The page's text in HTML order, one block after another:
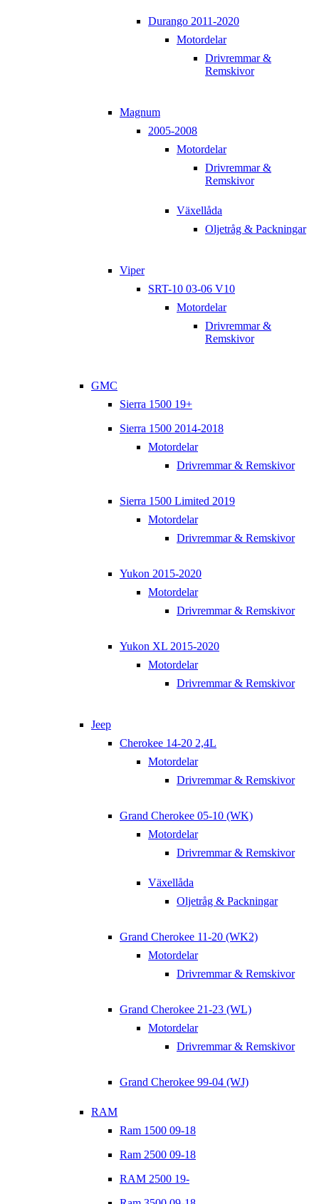
Durango 2011-2020
Motordelar
Drivremmar &
Remskivor
Magnum
2005-2008
Motordelar
Drivremmar &
Remskivor
Växellåda
Oljetråg & Packningar
Viper
SRT-10 03-06 V10
Motordelar
Drivremmar &
Remskivor
GMC
Sierra 1500 19+
Sierra 1500 2014-2018
Motordelar
Drivremmar & Remskivor
Sierra 1500 Limited 2019
Motordelar
Drivremmar & Remskivor
Yukon 2015-2020
Motordelar
Drivremmar & Remskivor
Yukon XL 2015-2020
Motordelar
Drivremmar & Remskivor
Jeep
Cherokee 14-20 2,4L
Motordelar
Drivremmar & Remskivor
Grand Cherokee 05-10 (WK)
Motordelar
Drivremmar & Remskivor
Växellåda
Oljetråg & Packningar
Grand Cherokee 11-20 (WK2)
Motordelar
Drivremmar & Remskivor
Grand Cherokee 21-23 (WL)
Motordelar
Drivremmar & Remskivor
Grand Cherokee 99-04 (WJ)
RAM
Ram 1500 09-18
Ram 2500 09-18
RAM 2500 19-